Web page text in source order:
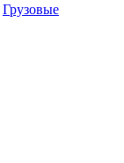
Грузовые